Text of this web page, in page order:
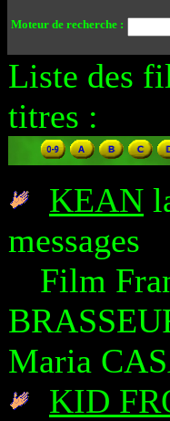
Moteur de recherche :
Liste des
titres :
KEAN
messages
Film
Maria
KID